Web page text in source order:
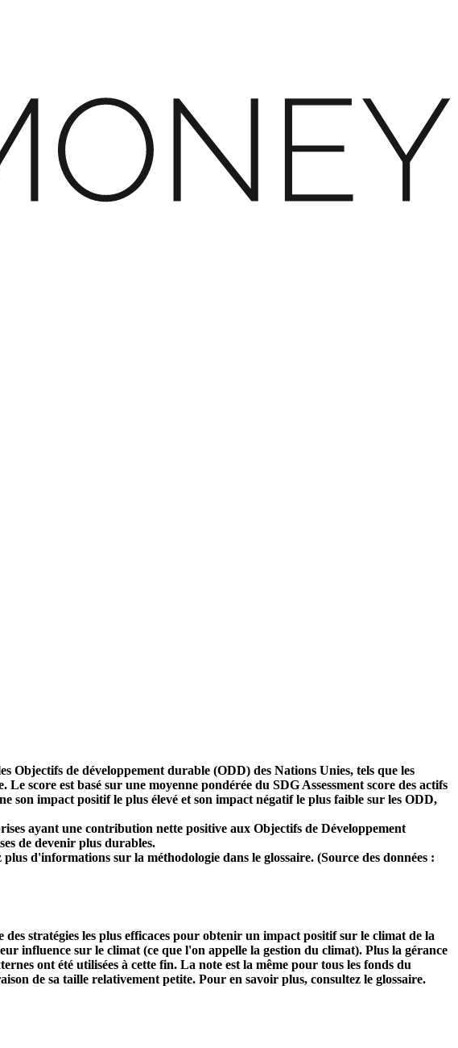
Objectifs de développement durable (ODD) des Nations Unies, tels que les
score est basé sur une moyenne pondérée du SDG Assessment score des actifs
son impact positif le plus élevé et son impact négatif le plus faible sur les ODD,
ayant une contribution nette positive aux Objectifs de Développement
de devenir plus durables.
d'informations sur la méthodologie dans le glossaire. (Source des données :
stratégies les plus efficaces pour obtenir un impact positif sur le climat de la
influence sur le climat (ce que l'on appelle la gestion du climat). Plus la gérance
ont été utilisées à cette fin. La note est la même pour tous les fonds du
de sa taille relativement petite. Pour en savoir plus, consultez le glossaire.